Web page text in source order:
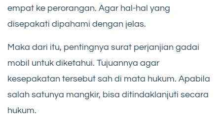
empat ke perorangan. Agar hal-hal yang
disepakati dipahami dengan jelas.
Maka dari itu, pentingnya surat perjanjian gadai
mobil untuk diketahui. Tujuannya agar
kesepakatan tersebut sah di mata hukum. Apabila
salah satunya mangkir, bisa ditindaklanjuti secara
hukum.